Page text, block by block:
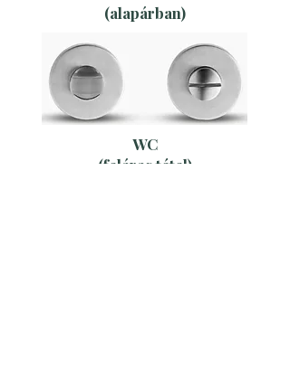
(alapárban)
WC
(feláras tétel)